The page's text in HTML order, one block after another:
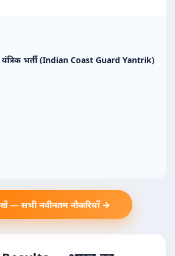
भर्ती (Indian Coast Guard Yantrik)
— सभी नवीनतम नौकरियाँ →